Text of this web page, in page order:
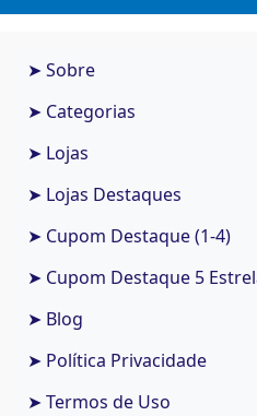
➤ Sobre
➤ Categorias
➤ Lojas
➤ Lojas Destaques
➤ Cupom Destaque (1-4)
➤ Cupom Destaque 5
➤ Blog
➤ Política Privacidade
➤ Termos de Uso